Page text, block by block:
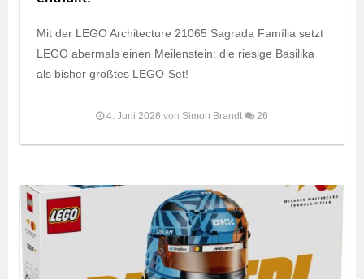
Mit der LEGO Architecture 21065 Sagrada Família setzt
LEGO abermals einen Meilenstein: die riesige Basilika
als bisher größtes LEGO-Set!
4. Juni 2026 von Simon Brandt 26